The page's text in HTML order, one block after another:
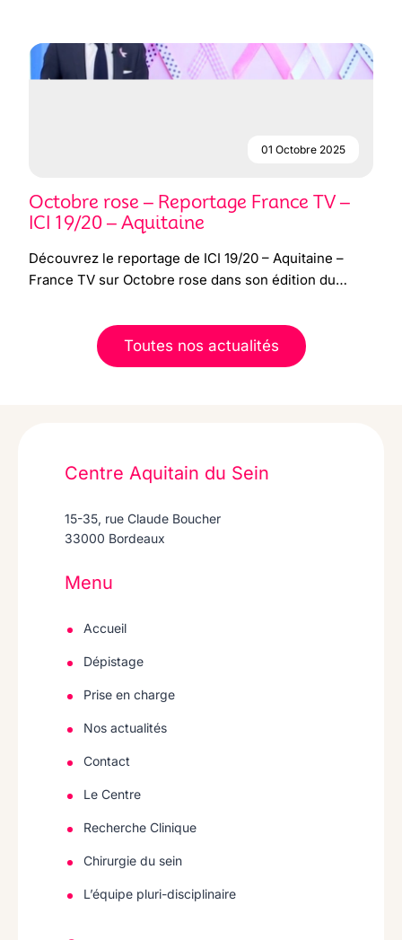
01 Octobre 2025
Octobre rose – Reportage France TV –
ICI 19/20 – Aquitaine
Découvrez le reportage de ICI 19/20 – Aquitaine –
France TV sur Octobre rose dans son édition du…
Toutes nos actualités
Centre Aquitain du Sein
15-35, rue Claude Boucher
33000 Bordeaux
Menu
Accueil
Dépistage
Prise en charge
Nos actualités
Contact
Le Centre
Recherche Clinique
Chirurgie du sein
L’équipe pluri-disciplinaire